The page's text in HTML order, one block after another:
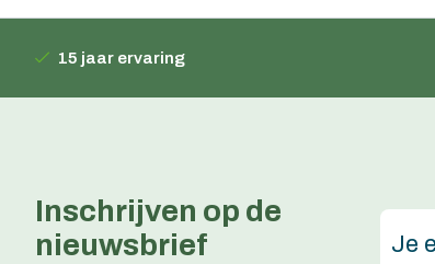
15 jaar ervaring
Inschrijven op de
nieuwsbrief